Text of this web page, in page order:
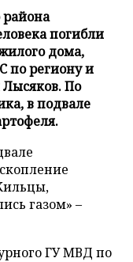
района
погибли
дома,
по региону и
По
в подвале
газом» –
ГУ МВД по